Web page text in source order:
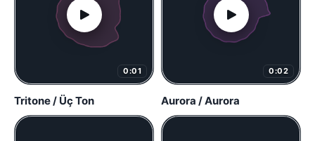
0:01
Tritone / Üç Ton
0:02
Aurora / Aurora